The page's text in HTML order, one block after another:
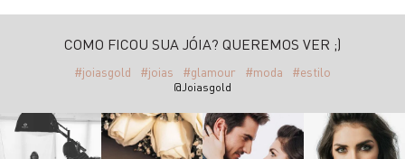
COMO FICOU SUA JÓIA? QUEREMOS VER ;)
#joiasgold #joias #glamour #moda #estilo
@Joiasgold